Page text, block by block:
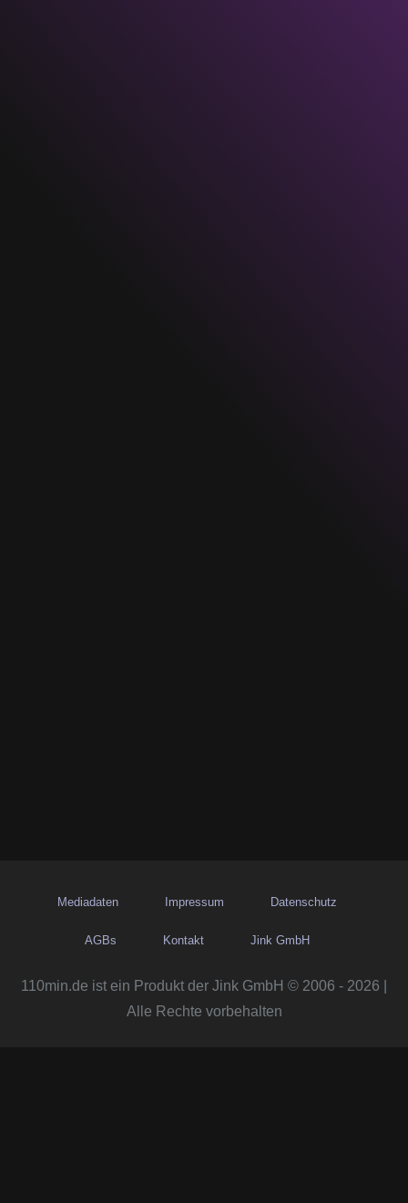
Mediadaten Impressum Datenschutz
AGBs Kontakt Jink GmbH
110min.de ist ein Produkt der Jink GmbH © 2006 - 2026 |
Alle Rechte vorbehalten